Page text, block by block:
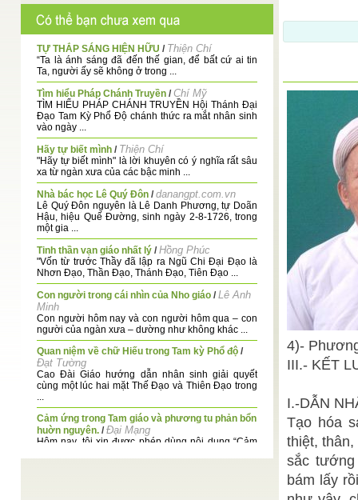
TỰ THẮP SÁNG HIỆN HỮU / Thiện Chí
“Ta là ánh sáng đã đến thế gian, để bất cứ ai tin
Ta, người ấy sẽ không ở trong ...
Tìm hiểu Pháp Chánh Truyền /Chí Mỹ
TÌM HIỂU PHÁP CHÁNH TRUYỀN Hội Thánh Đại
Đạo Tam Kỳ Phổ Độ chánh thức ra mắt nhân sinh
vào ngày ...
Hãy tự biết mình / Thiện Chí
"Hãy tự biết mình" là lời khuyên có ý nghĩa rất sâu
xa từ ngàn xưa của các bậc minh ...
Nhà bác học Lê Quý Đôn /danangpt.com.vn
Lê Quý Đôn nguyên là Lê Danh Phương, tự Doãn
Hậu, hiệu Quế Đường, sinh ngày 2-8-1726, trong
một gia ...
Tinh thần vạn giáo nhất lý /Hồng Phúc
"Vốn từ trước Thầy đã lập ra Ngũ Chi Đại Đạo là
Nhơn Đạo, Thần Đạo, Thánh Đạo, Tiên Đạo ...
Con người trong cái nhìn của Nho giáo /Lê Anh
Minh
Con người hôm nay và con người hôm qua – con
người của ngàn xưa – dường như không khác ...
Quan niệm về chữ Hiếu trong Tam kỳ Phổ độ /
Đạt Tường
Cao Đài Giáo hướng dẫn nhân sinh giải quyết
cùng một lúc hai mặt Thế Đạo và Thiên Đạo trong
...
Cảm ứng trong Tam giáo và phương tu phản bổn
huờn nguyên. /Đại Mạng
Hôm nay, tôi xin được phép dùng nội dung “Cảm
4)-
III.- KẾT
I.-DẪN
Tạo hóa
thiệt,
sắc
bám lấy